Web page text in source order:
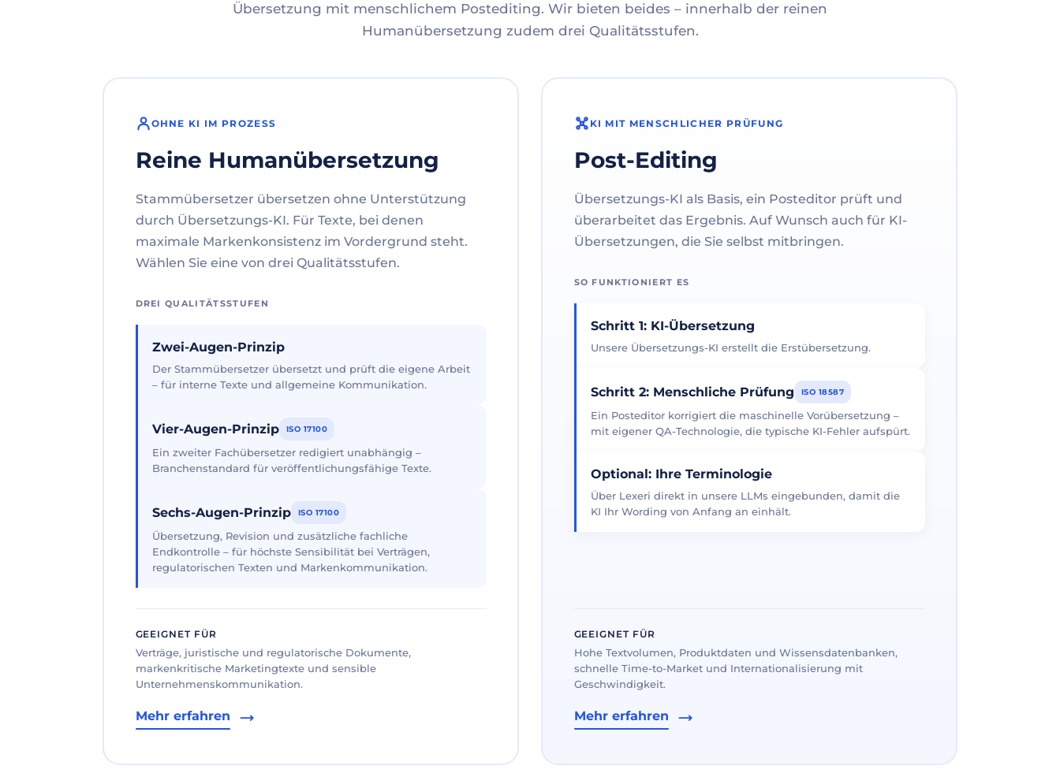
Übersetzung mit menschlichem Postediting. Wir bieten beides – innerhalb der reinen
Humanübersetzung zudem drei Qualitätsstufen.
OHNE KI IM PROZESS
Reine Humanübersetzung
Stammübersetzer übersetzen ohne Unterstützung
durch Übersetzungs-KI. Für Texte, bei denen
maximale Markenkonsistenz im Vordergrund steht.
Wählen Sie eine von drei Qualitätsstufen.
DREI QUALITÄTSSTUFEN
Zwei-Augen-Prinzip
Der Stammübersetzer übersetzt und prüft die eigene Arbeit
– für interne Texte und allgemeine Kommunikation.
Vier-Augen-Prinzip ISO 17100
Ein zweiter Fachübersetzer redigiert unabhängig –
Branchenstandard für veröffentlichungsfähige Texte.
Sechs-Augen-Prinzip ISO 17100
Übersetzung, Revision und zusätzliche fachliche
Endkontrolle – für höchste Sensibilität bei Verträgen,
regulatorischen Texten und Markenkommunikation.
GEEIGNET FÜR
Verträge, juristische und regulatorische Dokumente,
markenkritische Marketingtexte und sensible
Unternehmenskommunikation.
Mehr erfahren
KI MIT MENSCHLICHER PRÜFUNG
Post-Editing
Übersetzungs-KI als Basis, ein Posteditor prüft und
überarbeitet das Ergebnis. Auf Wunsch auch für KI-
Übersetzungen, die Sie selbst mitbringen.
SO FUNKTIONIERT ES
Schritt 1: KI-Übersetzung
Unsere Übersetzungs-KI erstellt die Erstübersetzung.
Schritt 2: Menschliche Prüfung ISO 18587
Ein Posteditor korrigiert die maschinelle Vorübersetzung –
mit eigener QA-Technologie, die typische KI-Fehler aufspürt.
Optional: Ihre Terminologie
Über Lexeri direkt in unsere LLMs eingebunden, damit die
KI Ihr Wording von Anfang an einhält.
GEEIGNET FÜR
Hohe Textvolumen, Produktdaten und Wissensdatenbanken,
schnelle Time-to-Market und Internationalisierung mit
Geschwindigkeit.
Mehr erfahren